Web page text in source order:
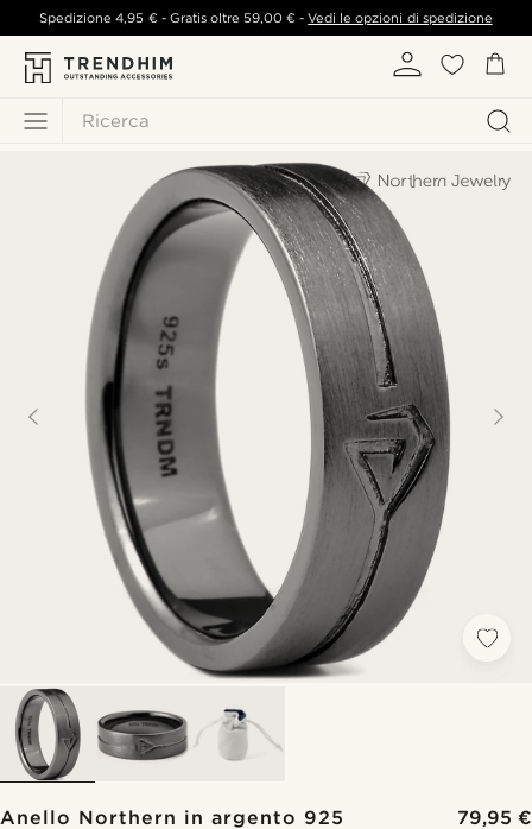
Ricerca
Spedizione4,95 €- Gratis oltre 59,00 € -Vedi le opzioni di spedizione
Anello Northern in argento 925
79,95 €